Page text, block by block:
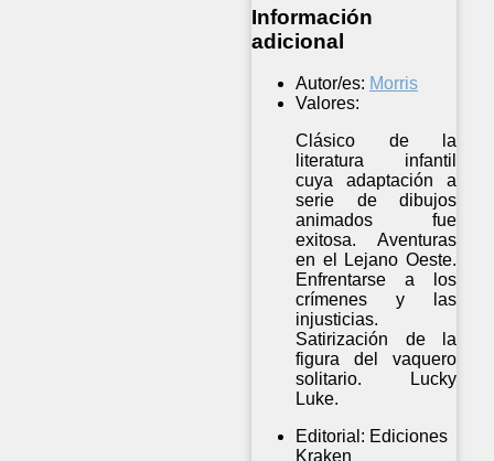
Información
adicional
Autor/es: Morris
Valores:
Clásico de la
literatura infantil
cuya adaptación a
serie de dibujos
animados fue
exitosa. Aventuras
en el Lejano Oeste.
Enfrentarse a los
crímenes y las
injusticias.
Satirización de la
figura del vaquero
solitario. Lucky
Luke.
Editorial: Ediciones
Kraken